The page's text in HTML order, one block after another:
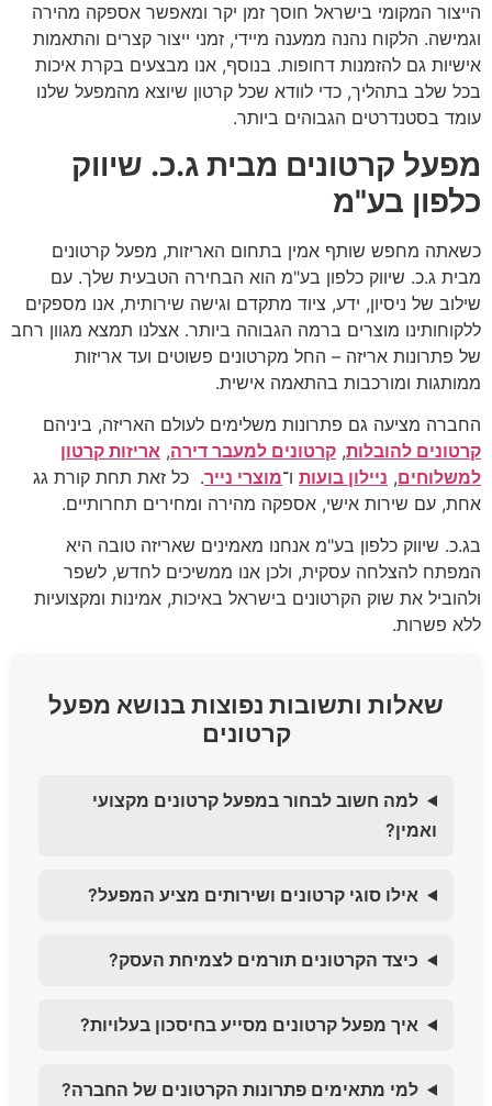
הייצור המקומי בישראל חוסך זמן יקר ומאפשר אספקה מהירה
וגמישה. הלקוח נהנה ממענה מיידי, זמני ייצור קצרים והתאמות
אישיות גם להזמנות דחופות. בנוסף, אנו מבצעים בקרת איכות
בכל שלב בתהליך, כדי לוודא שכל קרטון שיוצא מהמפעל שלנו
עומד בסטנדרטים הגבוהים ביותר.
מפעל קרטונים מבית ג.כ. שיווק
כלפון בע"מ
כשאתה מחפש שותף אמין בתחום האריזות, מפעל קרטונים
מבית ג.כ. שיווק כלפון בע"מ הוא הבחירה הטבעית שלך. עם
שילוב של ניסיון, ידע, ציוד מתקדם וגישה שירותית, אנו מספקים
ללקוחותינו מוצרים ברמה הגבוהה ביותר. אצלנו תמצא מגוון רחב
של פתרונות אריזה – החל מקרטונים פשוטים ועד אריזות
ממותגות ומורכבות בהתאמה אישית.
החברה מציעה גם פתרונות משלימים לעולם האריזה, ביניהם
קרטונים להובלות, קרטונים למעבר דירה, אריזות קרטון
למשלוחים, ניילון בועות ו־מוצרי נייר. כל זאת תחת קורת גג
אחת, עם שירות אישי, אספקה מהירה ומחירים תחרותיים.
בג.כ. שיווק כלפון בע"מ אנחנו מאמינים שאריזה טובה היא
המפתח להצלחה עסקית, ולכן אנו ממשיכים לחדש, לשפר
ולהוביל את שוק הקרטונים בישראל באיכות, אמינות ומקצועיות
ללא פשרות.
שאלות ותשובות נפוצות בנושא מפעל
קרטונים
למה חשוב לבחור במפעל קרטונים מקצועי
ואמין?
אילו סוגי קרטונים ושירותים מציע המפעל?
כיצד הקרטונים תורמים לצמיחת העסק?
איך מפעל קרטונים מסייע בחיסכון בעלויות?
למי מתאימים פתרונות הקרטונים של החברה?